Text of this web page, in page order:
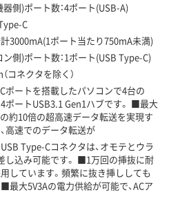
側)ポート数：4ポート(USB-A)
C
3000mA(1ポート当たり750mA未満)
側)ポート数：1ポート(USB Type-C)
コネクタを除く）
ポートを搭載したパソコンで4台の
ポートUSB3.1 Gen1ハブです。 ■最大
約10倍の超高速データ転送を実現す
高速でのデータ転送が
Type-Cコネクタは、オモテとウラ
し込み可能です。 ■1万回の挿抜に耐
しています。頻繁に抜き挿ししても
最大5V3Aの電力供給が可能で、ACア